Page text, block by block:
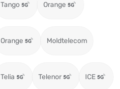
Tango Orange
Orange Moldtelecom
Telia Telenor ICE